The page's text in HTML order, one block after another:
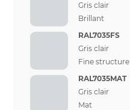
Gris clair
Brillant
RAL7035FS
Gris clair
Fine structure
RAL7035MAT
Gris clair
Mat